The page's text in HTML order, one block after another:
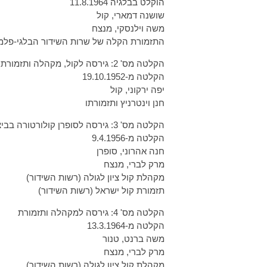
הוקלט בבלגיה 11.8.1964
שושנה דמארי, קול
משה וילנסקי, מנצח
התזמורת הקלה של שרות השידור הבלגי-
הקלטה מס' 2: גירסה לקול, מקהלה ותזמורת בביצוע יפה ירקוני
הקלטה מ-19.10.1952
יפה ירקוני, קול
חנן וינטרניץ ותזמורתו
הקלטה מס' 3: גירסה לסופרן קולורטורה בביצוע חנה אהרוני
הקלטה מ-9.4.1956
חנה אהרוני, סופרן
מרק לברי, מנצח
מקהלת קול ציון לגולה (רשות השידור)
תזמורת קול ישראל (רשות השידור)
הקלטה מס' 4: גירסה למקהלה ותזמורת
הקלטה מ-13.3.1964
משה ברנט, טנור
מרק לברי, מנצח
מקהלת קול ציון לגולה (רשות השידור)